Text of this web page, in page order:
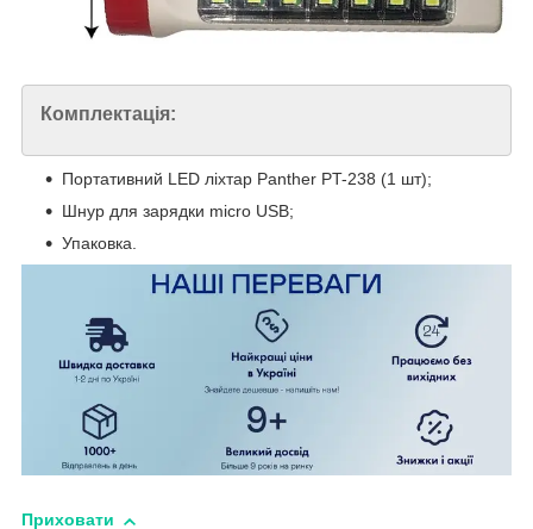
Комплектація:
Портативний LED ліхтар Panther PT-238 (1 шт);
Шнур для зарядки micro USB;
Упаковка.
Приховати